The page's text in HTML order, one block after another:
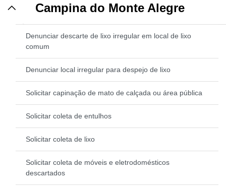
Campina do Monte Alegre
Denunciar descarte de lixo irregular em local de lixo
comum
Denunciar local irregular para despejo de lixo
Solicitar capinação de mato de calçada ou área pública
Solicitar coleta de entulhos
Solicitar coleta de lixo
Solicitar coleta de móveis e eletrodomésticos
descartados